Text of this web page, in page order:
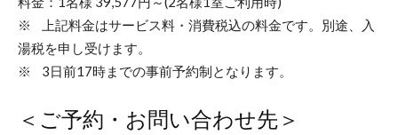
※ 上記料金はサービス料・消費税込の料金です。別途、入
湯税を申し受けます。
※ 3日前17時までの事前予約制となります。
＜ご予約・お問い合わせ先＞